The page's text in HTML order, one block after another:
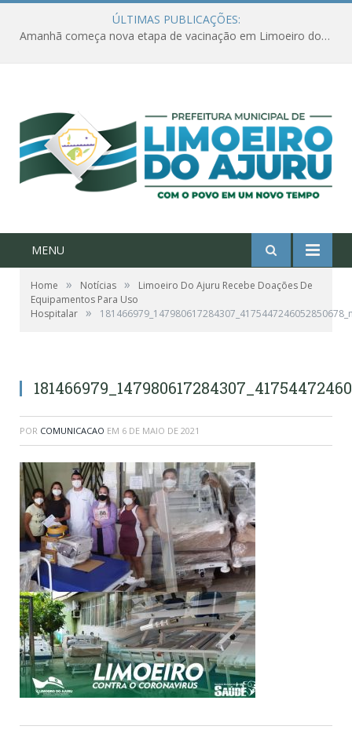
ÚLTIMAS PUBLICAÇÕES:
Amanhã começa nova etapa de vacinação em Limoeiro do Ajuru para idosos com 65 ou mais
MENU
Home » Notícias »
Limoeiro Do Ajuru Recebe Doações De
Equipamentos Para Uso
Hospitalar »
POR COMUNICACAO EM 6 DE MAIO DE 2021